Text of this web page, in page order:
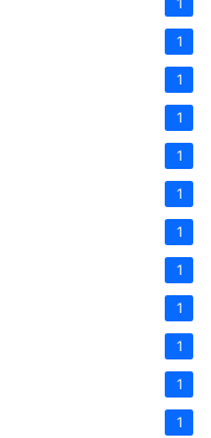
1
1
1
1
1
1
1
1
1
1
1
1